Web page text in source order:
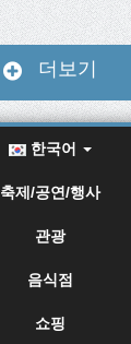
더보기
한국어
축제/공연/행사
관광
음식점
쇼핑